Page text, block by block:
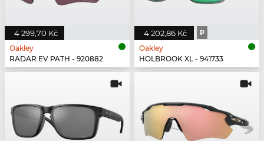
4 299,70 Kč
Oakley
RADAR EV PATH - 920882
4 202,86 Kč P
Oakley
HOLBROOK XL - 941733